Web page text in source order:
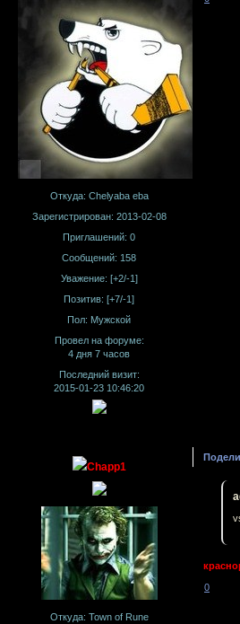
Откуда: Chelyaba eba
Зарегистрирован: 2013-02-08
Приглашений: 0
Сообщений: 158
Уважение: [+2/-1]
Позитив: [+7/-1]
Пол: Мужской
Провел на форуме:
4 дня 7 часов
Последний визит:
2015-01-23 10:46:20
Chapp1
Откуда: Town of Rune
0